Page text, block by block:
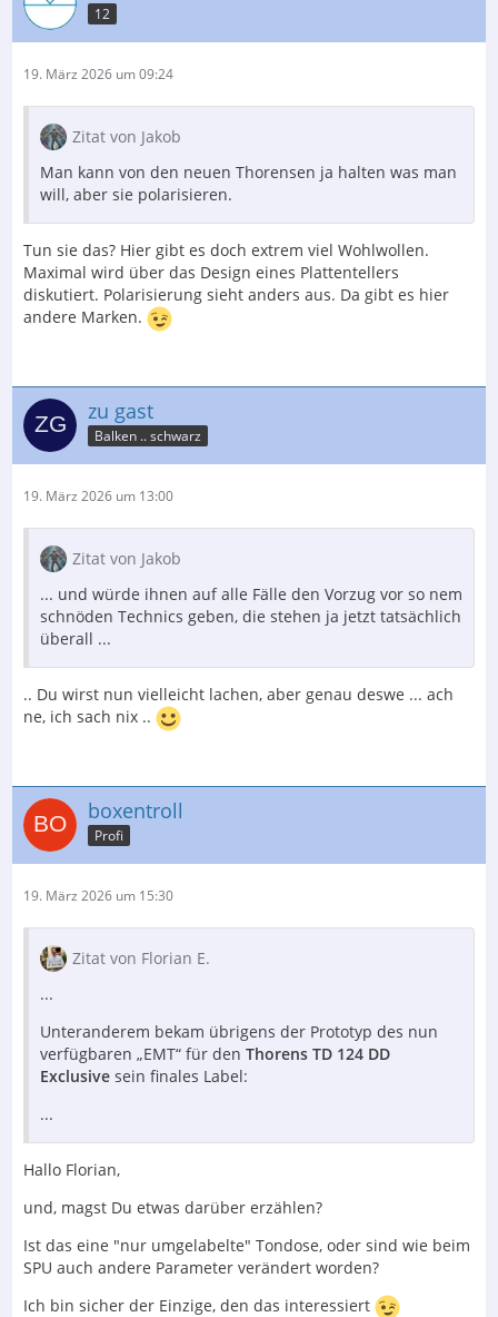
12
19. März 2026 um 09:24
Zitat von Jakob
Man kann von den neuen Thorensen ja halten was man
will, aber sie polarisieren.
Tun sie das? Hier gibt es doch extrem viel Wohlwollen.
Maximal wird über das Design eines Plattentellers
diskutiert. Polarisierung sieht anders aus. Da gibt es hier
andere Marken.
zu gast
Balken .. schwarz
19. März 2026 um 13:00
Zitat von Jakob
... und würde ihnen auf alle Fälle den Vorzug vor so nem
schnöden Technics geben, die stehen ja jetzt tatsächlich
überall ...
.. Du wirst nun vielleicht lachen, aber genau deswe ... ach
ne, ich sach nix ..
boxentroll
Profi
19. März 2026 um 15:30
Zitat von Florian E.
...
Unteranderem bekam übrigens der Prototyp des nun
verfügbaren „EMT“ für den Thorens TD 124 DD
Exclusive sein finales Label:
...
Hallo Florian,
und, magst Du etwas darüber erzählen?
Ist das eine "nur umgelabelte" Tondose, oder sind wie beim
SPU auch andere Parameter verändert worden?
Ich bin sicher der Einzige, den das interessiert